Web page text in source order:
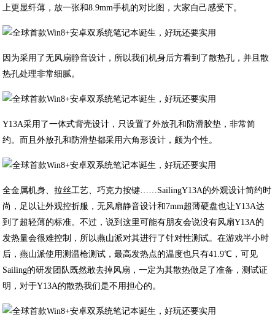
上更显纤薄，放一张和8.9mm手机的对比图，大家自己感受下。
因为采用了无风扇静音设计，所以我们机身后方看到了散热孔，并且散
热孔处理非常细腻。
Y13A采用了一体式背壳设计，只设置了外放孔和防滑胶垫，非常简
约。而且外放孔和防滑垫都采用六角形设计，颇为个性。
全金属机身、拉丝工艺、巧克力按键……SailingY13A的外观设计简约时
尚，足以让外观控折服，无风扇静音设计和7mm超薄硬盘也让Y13A达
到了超轻薄的标准。不过，说到这里可能有朋友会说没有风扇Y13A的
发热量会很难控制，所以燕山派对其进行了针对性测试。在游戏半小时
后，燕山派使用测温枪测试，最高发热点的温度也只有41.9℃，可见
Sailing的研发团队既然敢去掉风扇，一定为其散热做足了准备，测试证
明，对于Y13A的散热我们是不用担心的。